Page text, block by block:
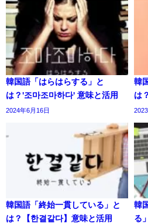
韓国語「はらはらする」と
は？'조마조마하다' 意味と活用
2024年6月16日
韓
は
韓国語「終始一貫している」と
は？【한결같다】意味と活用
韓
る